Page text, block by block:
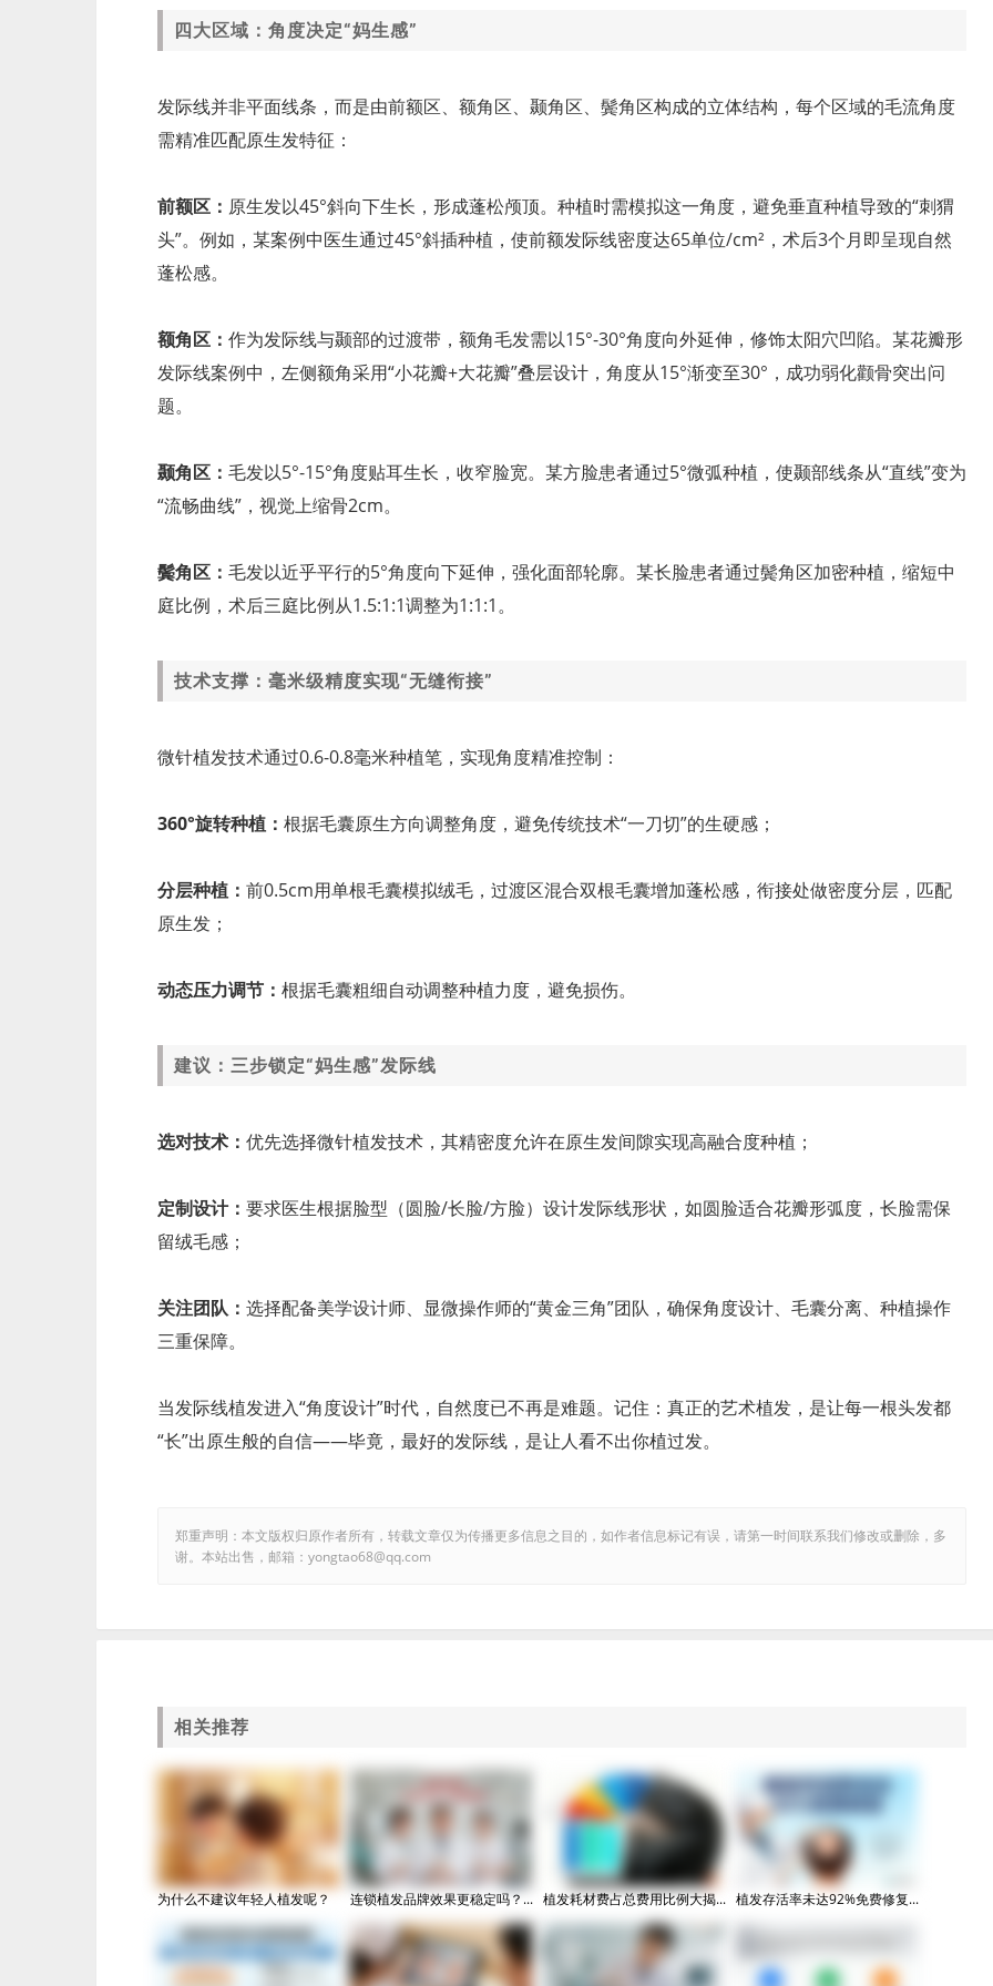
四大区域：角度决定“妈生感”
发际线并非平面线条，而是由前额区、额角区、颞角区、鬓角区构成的立体结构，每个区域的毛流角度
需精准匹配原生发特征：
前额区： 原生发以45°斜向下生长，形成蓬松颅顶。种植时需模拟这一角度，避免垂直种植导致的“刺猬
头”。例如，某案例中医生通过45°斜插种植，使前额发际线密度达65单位/cm²，术后3个月即呈现自然
蓬松感。
额角区： 作为发际线与颞部的过渡带，额角毛发需以15°-30°角度向外延伸，修饰太阳穴凹陷。某花瓣形
发际线案例中，左侧额角采用“小花瓣+大花瓣”叠层设计，角度从15°渐变至30°，成功弱化颧骨突出问
题。
颞角区： 毛发以5°-15°角度贴耳生长，收窄脸宽。某方脸患者通过5°微弧种植，使颞部线条从“直线”变为
“流畅曲线”，视觉上缩骨2cm。
鬓角区： 毛发以近乎平行的5°角度向下延伸，强化面部轮廓。某长脸患者通过鬓角区加密种植，缩短中
庭比例，术后三庭比例从1.5:1:1调整为1:1:1。
技术支撑：毫米级精度实现“无缝衔接”
微针植发技术通过0.6-0.8毫米种植笔，实现角度精准控制：
360°旋转种植： 根据毛囊原生方向调整角度，避免传统技术“一刀切”的生硬感；
分层种植： 前0.5cm用单根毛囊模拟绒毛，过渡区混合双根毛囊增加蓬松感，衔接处做密度分层，匹配
原生发；
动态压力调节： 根据毛囊粗细自动调整种植力度，避免损伤。
建议：三步锁定“妈生感”发际线
选对技术： 优先选择微针植发技术，其精密度允许在原生发间隙实现高融合度种植；
定制设计： 要求医生根据脸型（圆脸/长脸/方脸）设计发际线形状，如圆脸适合花瓣形弧度，长脸需保
留绒毛感；
关注团队： 选择配备美学设计师、显微操作师的“黄金三角”团队，确保角度设计、毛囊分离、种植操作
三重保障。
当发际线植发进入“角度设计”时代，自然度已不再是难题。记住：真正的艺术植发，是让每一根头发都
“长”出原生般的自信——毕竟，最好的发际线，是让人看不出你植过发。
郑重声明：本文版权归原作者所有，转载文章仅为传播更多信息之目的，如作者信息标记有误，请第一时间联系我们修改或删除，多
谢。本站出售，邮箱：yongtao68@qq.com
相关推荐
为什么不建议年轻人植发呢？ 连锁植发品牌效果更稳定吗？... 植发耗材费占总费用比例大揭... 植发存活率未达92%免费修复...